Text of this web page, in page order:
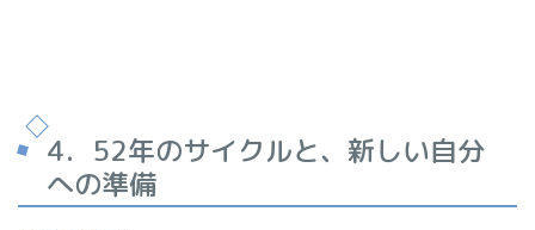
4．52年のサイクルと、新しい自分
への準備